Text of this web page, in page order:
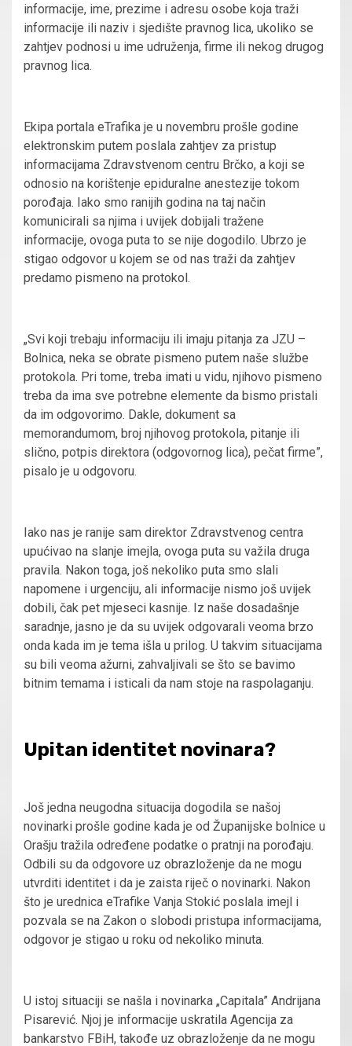
informacije, ime, prezime i adresu osobe koja traži
informacije ili naziv i sjedište pravnog lica, ukoliko se
zahtjev podnosi u ime udruženja, firme ili nekog drugog
pravnog lica.
Ekipa portala eTrafika je u novembru prošle godine
elektronskim putem poslala zahtjev za pristup
informacijama Zdravstvenom centru Brčko, a koji se
odnosio na korištenje epiduralne anestezije tokom
porođaja. Iako smo ranijih godina na taj način
komunicirali sa njima i uvijek dobijali tražene
informacije, ovoga puta to se nije dogodilo. Ubrzo je
stigao odgovor u kojem se od nas traži da zahtjev
predamo pismeno na protokol.
„Svi koji trebaju informaciju ili imaju pitanja za JZU –
Bolnica, neka se obrate pismeno putem naše službe
protokola. Pri tome, treba imati u vidu, njihovo pismeno
treba da ima sve potrebne elemente da bismo pristali
da im odgovorimo. Dakle, dokument sa
memorandumom, broj njihovog protokola, pitanje ili
slično, potpis direktora (odgovornog lica), pečat firme”,
pisalo je u odgovoru.
Iako nas je ranije sam direktor Zdravstvenog centra
upućivao na slanje imejla, ovoga puta su važila druga
pravila. Nakon toga, još nekoliko puta smo slali
napomene i urgenciju, ali informacije nismo još uvijek
dobili, čak pet mjeseci kasnije. Iz naše dosadašnje
saradnje, jasno je da su uvijek odgovarali veoma brzo
onda kada im je tema išla u prilog. U takvim situacijama
su bili veoma ažurni, zahvaljivali se što se bavimo
bitnim temama i isticali da nam stoje na raspolaganju.
Upitan identitet novinara?
Još jedna neugodna situacija dogodila se našoj
novinarki prošle godine kada je od Županijske bolnice u
Orašju tražila određene podatke o pratnji na porođaju.
Odbili su da odgovore uz obrazloženje da ne mogu
utvrditi identitet i da je zaista riječ o novinarki. Nakon
što je urednica eTrafike Vanja Stokić poslala imejl i
pozvala se na Zakon o slobodi pristupa informacijama,
odgovor je stigao u roku od nekoliko minuta.
U istoj situaciji se našla i novinarka „Capitala” Andrijana
Pisarević. Njoj je informacije uskratila Agencija za
bankarstvo FBiH, takođe uz obrazloženje da ne mogu